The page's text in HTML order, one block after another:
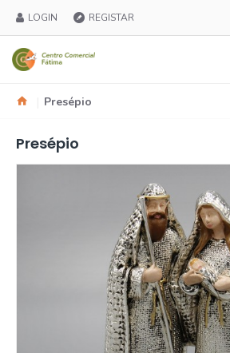
LOGIN REGISTAR
Presépio
Presépio